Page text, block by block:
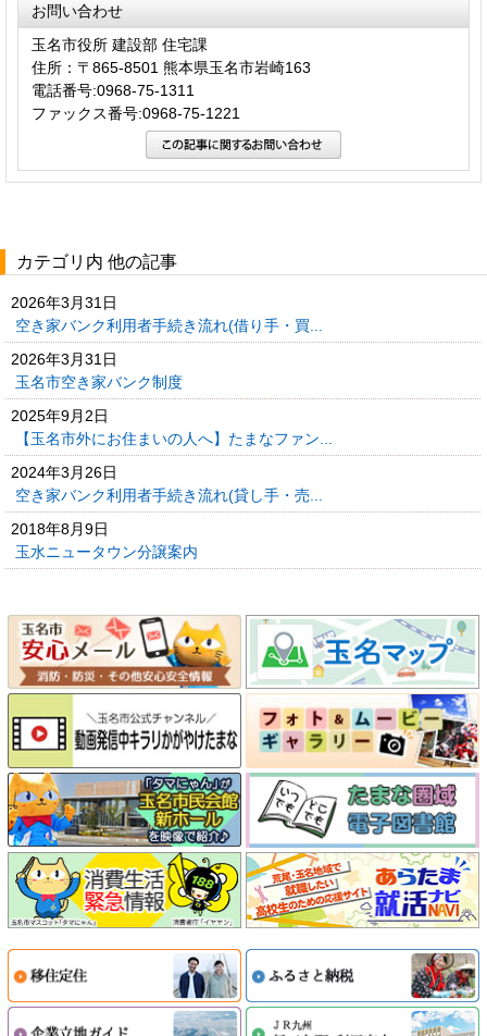
お問い合わせ
玉名市役所 建設部 住宅課
住所：〒865-8501 熊本県玉名市岩崎163
電話番号:0968-75-1311
ファックス番号:0968-75-1221
カテゴリ内 他の記事
2026年3月31日
空き家バンク利用者手続き流れ(借り手・買...
2026年3月31日
玉名市空き家バンク制度
2025年9月2日
【玉名市外にお住まいの人へ】たまなファン...
2024年3月26日
空き家バンク利用者手続き流れ(貸し手・売...
2018年8月9日
玉水ニュータウン分譲案内